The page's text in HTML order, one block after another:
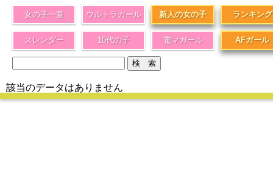
女の子一覧 ウルトラガール 新人の女の子 ランキング
スレンダー 10代の子 電マガール AFガール
該当のデータはありません